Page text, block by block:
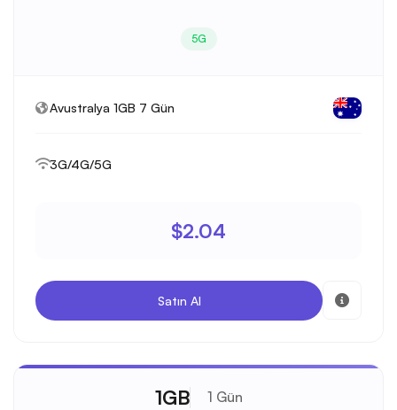
5G
Avustralya 1GB 7 Gün
3G/4G/5G
$2.04
Satın Al
1GB 1 Gün